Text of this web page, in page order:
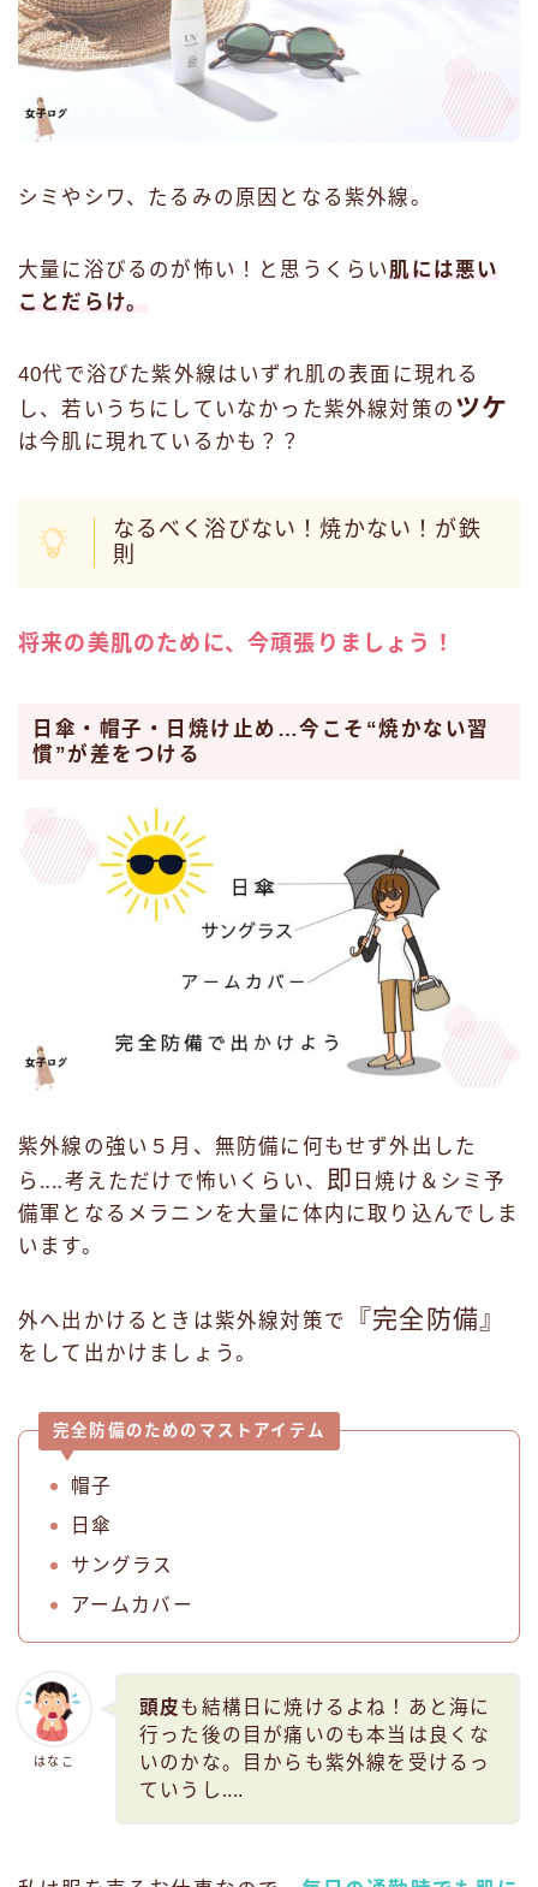
シミやシワ、たるみの原因となる紫外線。
大量に浴びるのが怖い！と思うくらい 肌には悪い
ことだらけ。
40代で浴びた紫外線はいずれ肌の表面に現れる
し、若いうちにしていなかった紫外線対策の ツケ
は今肌に現れているかも？？
なるべく浴びない！焼かない！が鉄
則
将来の美肌のために、今頑張りましょう！
日傘・帽子・日焼け止め…今こそ“焼かない習
慣”が差をつける
紫外線の強い５月、無防備に何もせず外出した
ら‥‥考えただけで怖いくらい、
即 日焼け＆シミ予
備軍となるメラニンを大量に体内に取り込んでしま
います。
外へ出かけるときは紫外線対策で 『完全防備』
をして出かけましょう。
完全防備のためのマストアイテム
帽子
日傘
サングラス
アームカバー
はなこ
頭皮も結構日に焼けるよね！あと海に
行った後の目が痛いのも本当は良くな
いのかな。目からも紫外線を受けるっ
ていうし‥‥